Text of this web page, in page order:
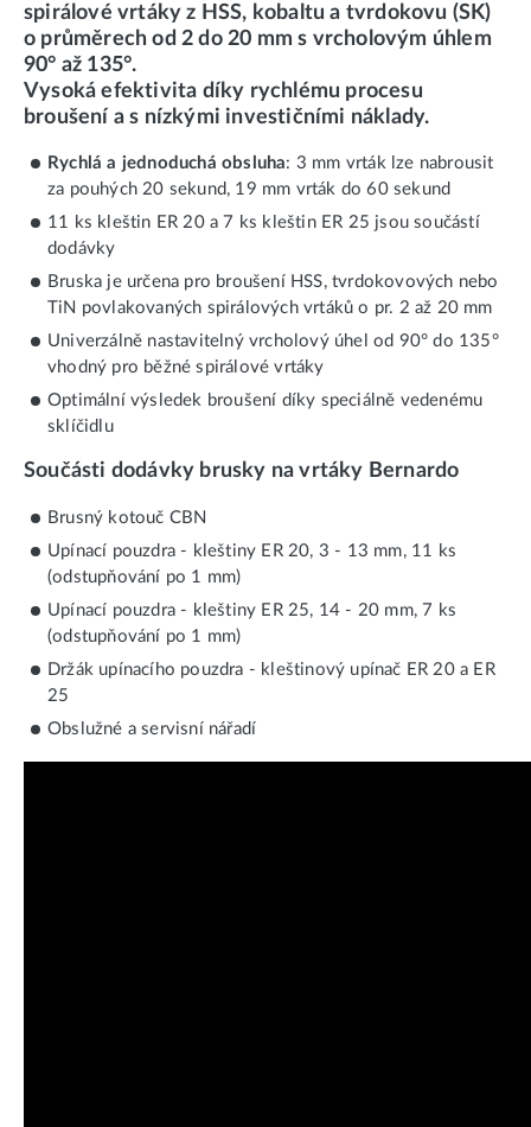
spirálové vrtáky z HSS, kobaltu a tvrdokovu (SK)
o průměrech od 2 do 20 mm s vrcholovým úhlem
90° až 135°.
Vysoká efektivita díky rychlému procesu
broušení a s nízkými investičními náklady.
Rychlá a jednoduchá obsluha: 3 mm vrták lze nabrousit
za pouhých 20 sekund, 19 mm vrták do 60 sekund
11 ks kleštin ER 20 a 7 ks kleštin ER 25 jsou součástí
dodávky
Bruska je určena pro broušení HSS, tvrdokovových nebo
TiN povlakovaných spirálových vrtáků o pr. 2 až 20 mm
Univerzálně nastavitelný vrcholový úhel od 90° do 135°
vhodný pro běžné spirálové vrtáky
Optimální výsledek broušení díky speciálně vedenému
sklíčidlu
Součásti dodávky brusky na vrtáky Bernardo
Brusný kotouč CBN
Upínací pouzdra - kleštiny ER 20, 3 - 13 mm, 11 ks
(odstupňování po 1 mm)
Upínací pouzdra - kleštiny ER 25, 14 - 20 mm, 7 ks
(odstupňování po 1 mm)
Držák upínacího pouzdra - kleštinový upínač ER 20 a ER
25
Obslužné a servisní nářadí